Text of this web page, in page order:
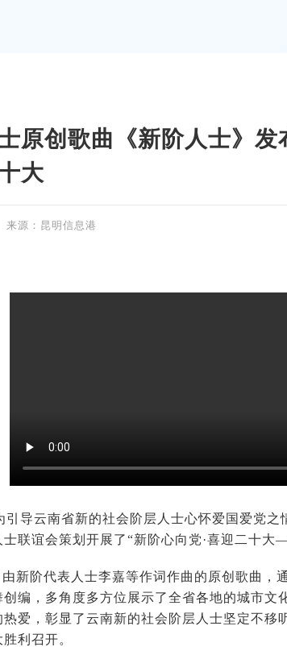
原创歌曲《新阶人士》发
大
来源：昆明信息港
引导云南省新的社会阶层人士心怀爱国爱党
联谊会策划开展了“新阶心向党·喜迎二十大
新阶代表人士李嘉等作词作曲的原创歌曲，
编，多角度多方位展示了全省各地的城市文
爱，彰显了云南新的社会阶层人士坚定不移
利召开。